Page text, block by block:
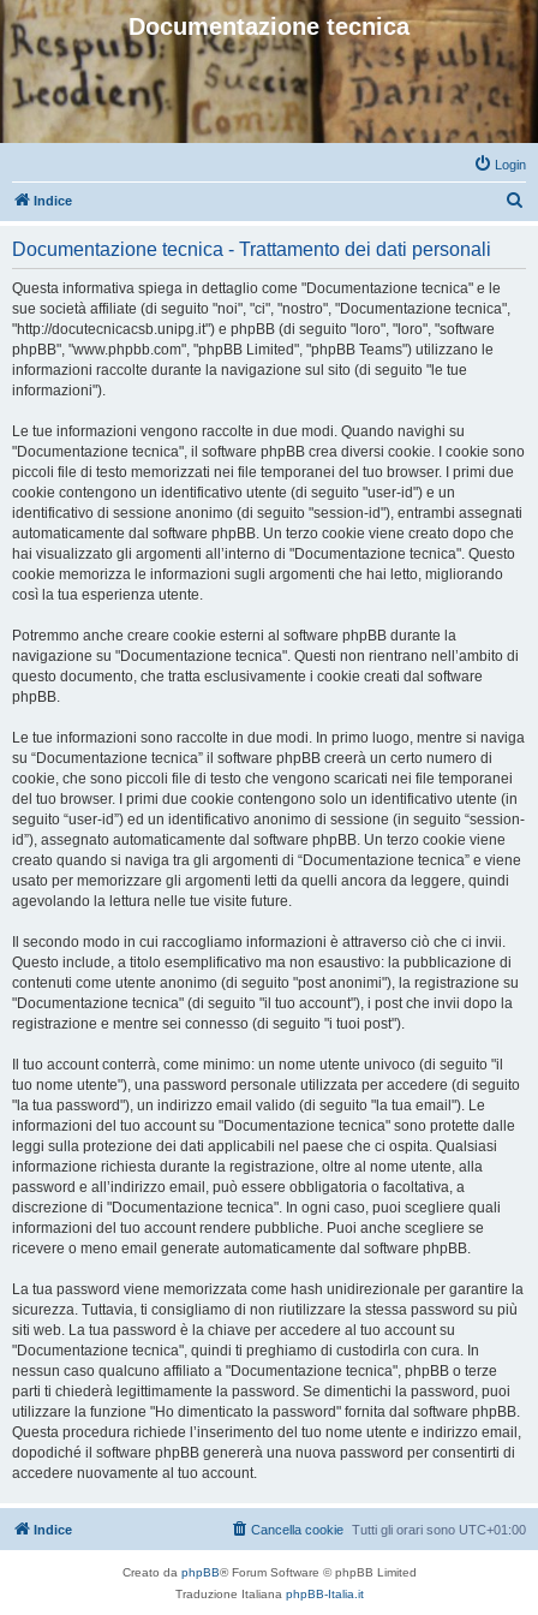
Documentazione tecnica
Login
Indice
Documentazione tecnica - Trattamento dei dati personali
Questa informativa spiega in dettaglio come "Documentazione tecnica" e le
sue società affiliate (di seguito "noi", "ci", "nostro", "Documentazione tecnica",
"http://docutecnicacsb.unipg.it") e phpBB (di seguito "loro", "loro", "software
phpBB", "www.phpbb.com", "phpBB Limited", "phpBB Teams") utilizzano le
informazioni raccolte durante la navigazione sul sito (di seguito "le tue
informazioni").
Le tue informazioni vengono raccolte in due modi. Quando navighi su
"Documentazione tecnica", il software phpBB crea diversi cookie. I cookie sono
piccoli file di testo memorizzati nei file temporanei del tuo browser. I primi due
cookie contengono un identificativo utente (di seguito "user-id") e un
identificativo di sessione anonimo (di seguito "session-id"), entrambi assegnati
automaticamente dal software phpBB. Un terzo cookie viene creato dopo che
hai visualizzato gli argomenti all’interno di "Documentazione tecnica". Questo
cookie memorizza le informazioni sugli argomenti che hai letto, migliorando
così la tua esperienza utente.
Potremmo anche creare cookie esterni al software phpBB durante la
navigazione su "Documentazione tecnica". Questi non rientrano nell’ambito di
questo documento, che tratta esclusivamente i cookie creati dal software
phpBB.
Le tue informazioni sono raccolte in due modi. In primo luogo, mentre si naviga
su “Documentazione tecnica” il software phpBB creerà un certo numero di
cookie, che sono piccoli file di testo che vengono scaricati nei file temporanei
del tuo browser. I primi due cookie contengono solo un identificativo utente (in
seguito “user-id”) ed un identificativo anonimo di sessione (in seguito “session-
id”), assegnato automaticamente dal software phpBB. Un terzo cookie viene
creato quando si naviga tra gli argomenti di “Documentazione tecnica” e viene
usato per memorizzare gli argomenti letti da quelli ancora da leggere, quindi
agevolando la lettura nelle tue visite future.
Il secondo modo in cui raccogliamo informazioni è attraverso ciò che ci invii.
Questo include, a titolo esemplificativo ma non esaustivo: la pubblicazione di
contenuti come utente anonimo (di seguito "post anonimi"), la registrazione su
"Documentazione tecnica" (di seguito "il tuo account"), i post che invii dopo la
registrazione e mentre sei connesso (di seguito "i tuoi post").
Il tuo account conterrà, come minimo: un nome utente univoco (di seguito "il
tuo nome utente"), una password personale utilizzata per accedere (di seguito
"la tua password"), un indirizzo email valido (di seguito "la tua email"). Le
informazioni del tuo account su "Documentazione tecnica" sono protette dalle
leggi sulla protezione dei dati applicabili nel paese che ci ospita. Qualsiasi
informazione richiesta durante la registrazione, oltre al nome utente, alla
password e all’indirizzo email, può essere obbligatoria o facoltativa, a
discrezione di "Documentazione tecnica". In ogni caso, puoi scegliere quali
informazioni del tuo account rendere pubbliche. Puoi anche scegliere se
ricevere o meno email generate automaticamente dal software phpBB.
La tua password viene memorizzata come hash unidirezionale per garantire la
sicurezza. Tuttavia, ti consigliamo di non riutilizzare la stessa password su più
siti web. La tua password è la chiave per accedere al tuo account su
"Documentazione tecnica", quindi ti preghiamo di custodirla con cura. In
nessun caso qualcuno affiliato a "Documentazione tecnica", phpBB o terze
parti ti chiederà legittimamente la password. Se dimentichi la password, puoi
utilizzare la funzione "Ho dimenticato la password" fornita dal software phpBB.
Questa procedura richiede l’inserimento del tuo nome utente e indirizzo email,
dopodiché il software phpBB genererà una nuova password per consentirti di
accedere nuovamente al tuo account.
Indice Tutti gli orari sono UTC+01:00
Cancella cookie
Creato da phpBB® Forum Software © phpBB Limited
Traduzione Italiana phpBB-Italia.it